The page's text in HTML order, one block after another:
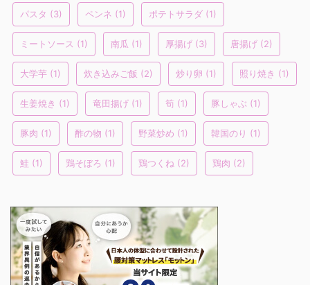
パスタ (3) ペンネ (1) ポテトサラダ (1)
ミートソース (1) 南瓜 (1) 厚揚げ (3) 唐揚げ (2)
大学芋 (1) 炊き込みご飯 (2) 炒り卵 (1) 照り焼き (1)
生姜焼き (1) 竜田揚げ (1) 筍 (1) 豚しゃぶ (1)
豚肉 (1) 酢の物 (1) 野菜炒め (1) 韓国のり (1)
鮭 (1) 鶏そぼろ (1) 鶏つくね (2) 鶏肉 (2)